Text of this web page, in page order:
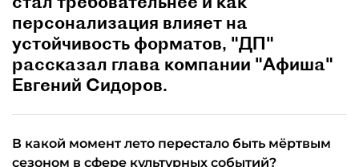
персонализация влияет на
устойчивость форматов, "ДП"
рассказал глава компании "Афиша"
Евгений Сидоров.
В какой момент лето перестало быть мёртвым
сезоном в сфере культурных событий?